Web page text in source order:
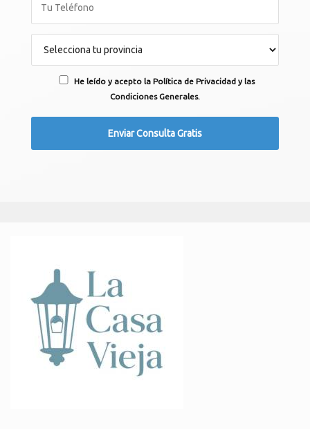
He leído y acepto la Política de Privacidad y las
Condiciones Generales.